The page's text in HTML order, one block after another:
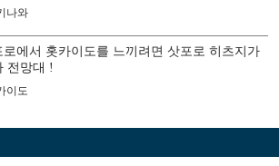
나와
로에서 홋카이도를 느끼려면 삿포로 히츠지가
전망대 !
이도